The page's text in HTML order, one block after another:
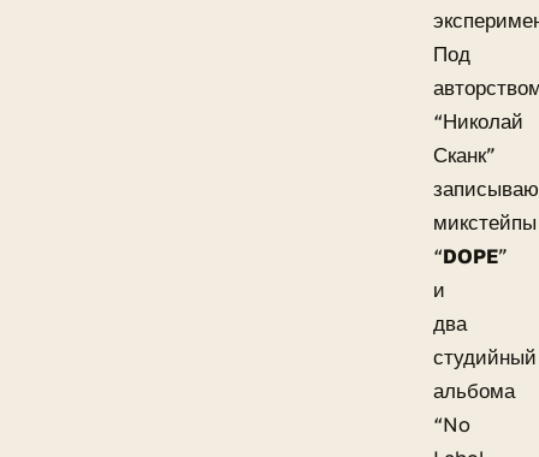
Под
“Николай
Сканк”
микстейпы
“DOPE”
и
два
студийный
альбома
“No